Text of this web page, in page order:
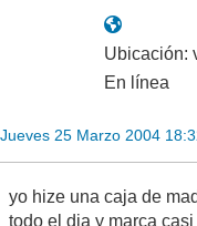
Ubicación:
En línea
Jueves 25 Marzo 2004
yo hize una caja de
todo el dia y marca